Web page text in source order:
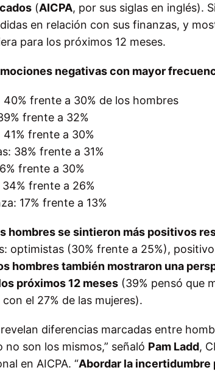
(AICPA, por sus siglas en inglés).
en relación con sus finanzas, y
para los próximos 12 meses.
negativas con mayor
40% frente a 30% de los hombres
frente a 32%
41% frente a 30%
38% frente a 31%
frente a 30%
frente a 26%
17% frente a 13%
hombres se sintieron más positivos
optimistas (30% frente a 25%),
hombres también mostraron una
próximos 12 meses (39% pensó que
el 27% de las mujeres).
diferencias marcadas entre
son los mismos,” señaló Pam Ladd,
en AICPA. “Abordar la incertidumbre